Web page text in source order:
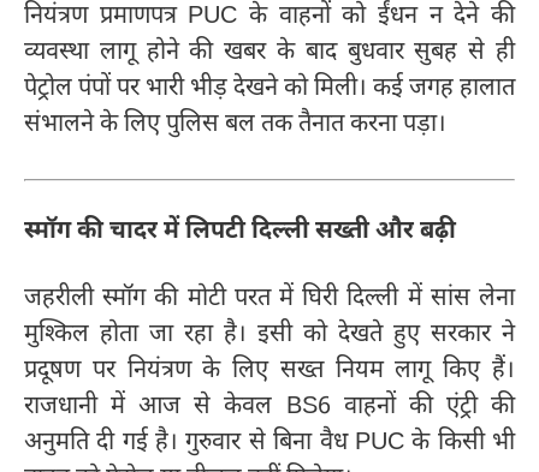
नियंत्रण प्रमाणपत्र PUC के वाहनों को ईंधन न देने की
व्यवस्था लागू होने की खबर के बाद बुधवार सुबह से ही
पेट्रोल पंपों पर भारी भीड़ देखने को मिली। कई जगह हालात
संभालने के लिए पुलिस बल तक तैनात करना पड़ा।
स्मॉग की चादर में लिपटी दिल्ली सख्ती और बढ़ी
जहरीली स्मॉग की मोटी परत में घिरी दिल्ली में सांस लेना
मुश्किल होता जा रहा है। इसी को देखते हुए सरकार ने
प्रदूषण पर नियंत्रण के लिए सख्त नियम लागू किए हैं।
राजधानी में आज से केवल BS6 वाहनों की एंट्री की
अनुमति दी गई है। गुरुवार से बिना वैध PUC के किसी भी